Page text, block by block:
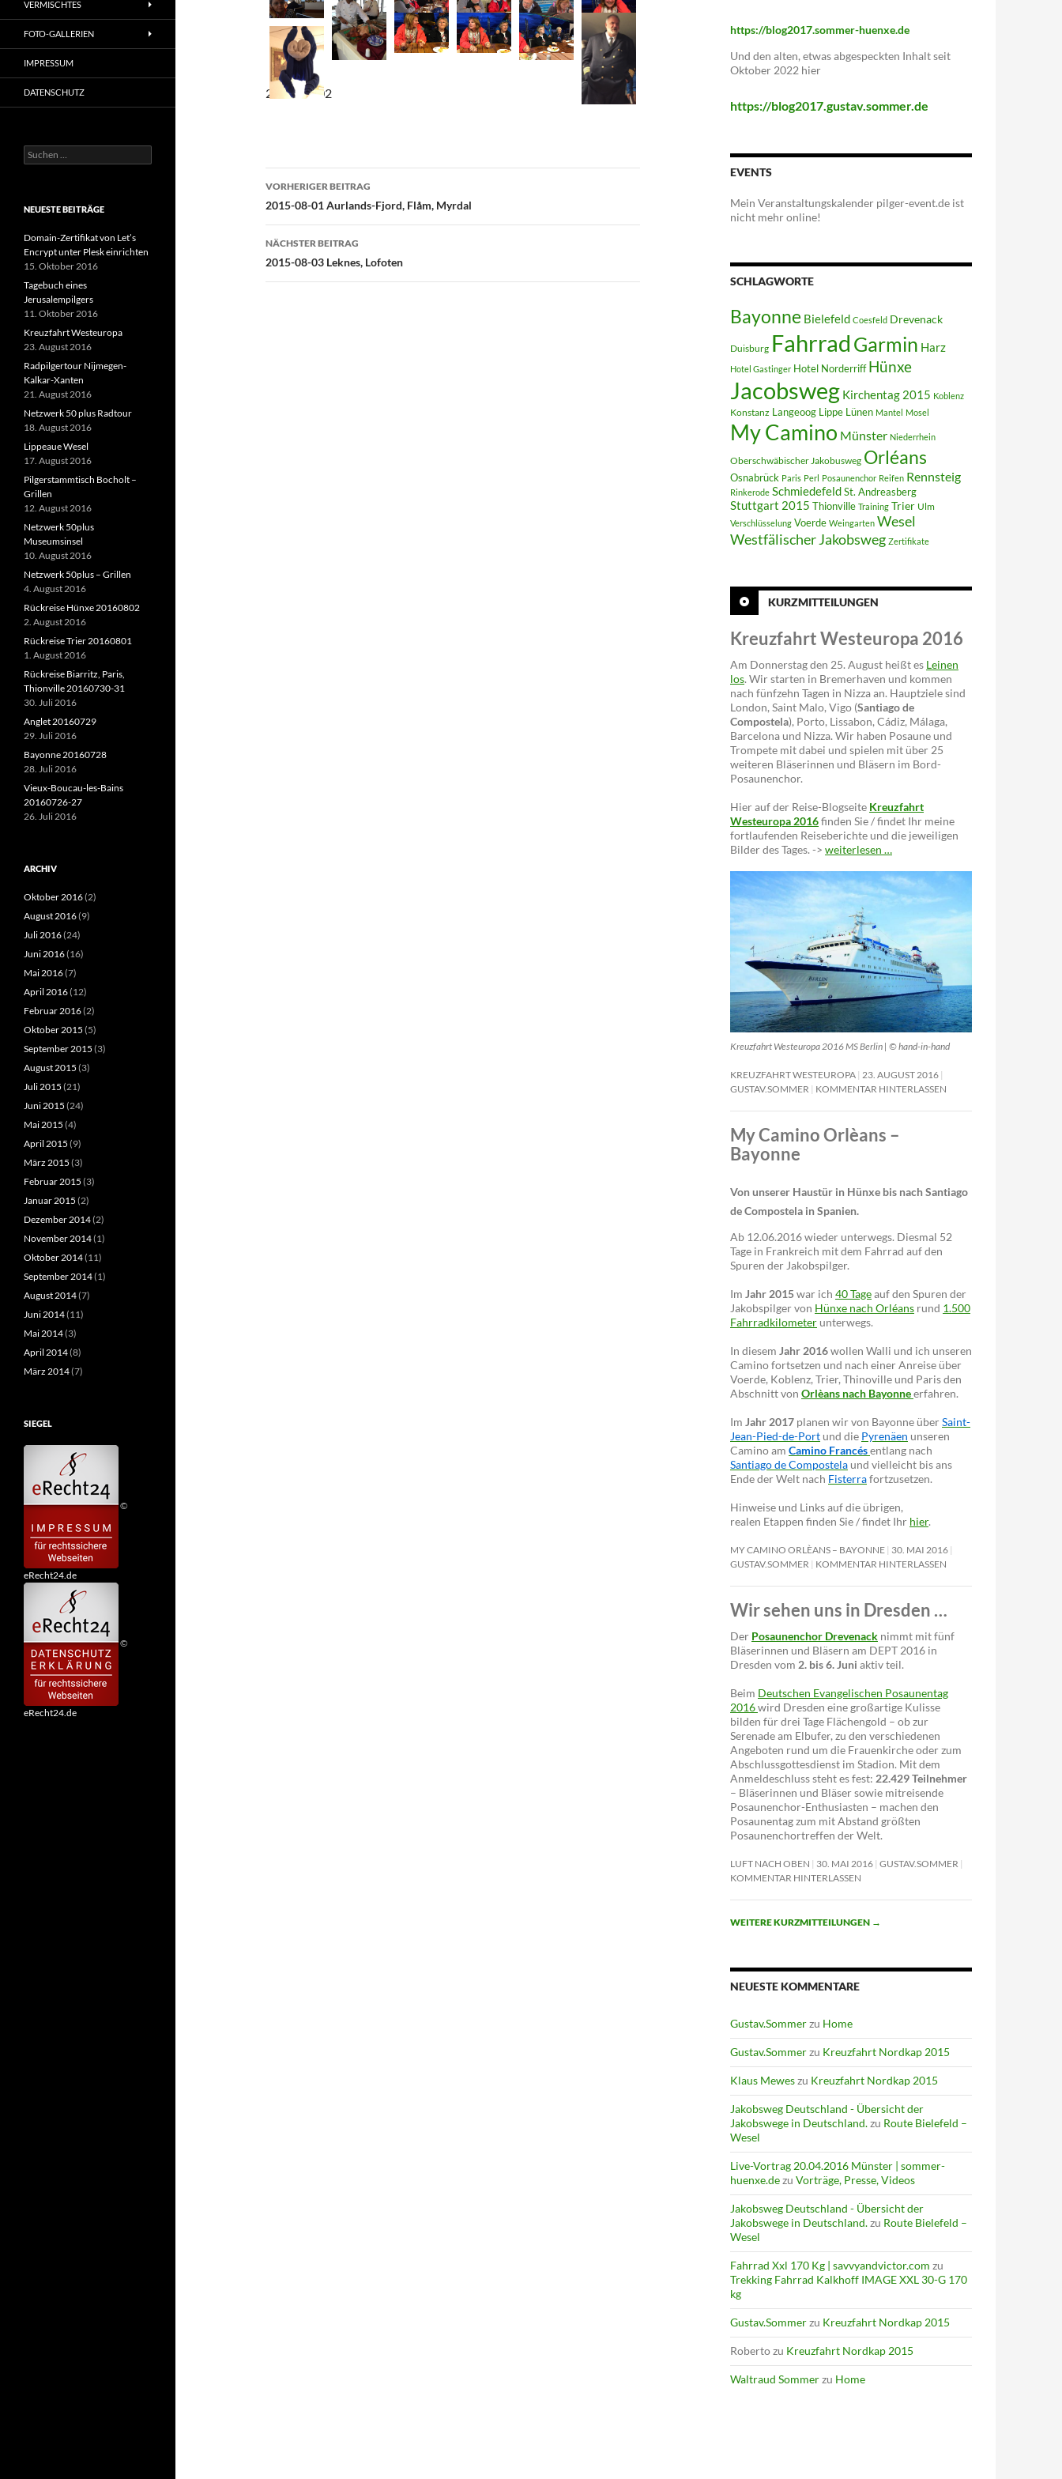
2015-08-02
Beitragsnavigation
VORHERIGER BEITRAG
2015-08-01 Aurlands-Fjord, Flåm, Myrdal
NÄCHSTER BEITRAG
2015-08-03 Leknes, Lofoten
https://blog2017.sommer-huenxe.de
Und den alten, etwas abgespeckten Inhalt seit
Oktober 2022 hier
https://blog2017.gustav.sommer.de
EVENTS
Mein Veranstaltungskalender pilger-event.de ist
nicht mehr online!
SCHLAGWORTE
Bayonne Bielefeld Coesfeld Drevenack
Duisburg Fahrrad Garmin Harz
Hotel Gastinger Hotel Norderriff Hünxe
Jacobsweg Kirchentag 2015 Koblenz
Konstanz Langeoog Lippe Lünen Mantel Mosel
My Camino Münster Niederrhein
Oberschwäbischer Jakobusweg Orléans
Osnabrück Paris Perl Posaunenchor Reifen Rennsteig
Rinkerode Schmiedefeld St. Andreasberg
Stuttgart 2015 Thionville Training Trier Ulm
Verschlüsselung Voerde Weingarten Wesel
Westfälischer Jakobsweg Zertifikate
KURZMITTEILUNGEN
Kreuzfahrt Westeuropa 2016
Am Donnerstag den 25. August heißt es Leinen
los. Wir starten in Bremerhaven und kommen
nach fünfzehn Tagen in Nizza an. Hauptziele sind
London, Saint Malo, Vigo (Santiago de
Compostela), Porto, Lissabon, Cádiz, Málaga,
Barcelona und Nizza. Wir haben Posaune und
Trompete mit dabei und spielen mit über 25
weiteren Bläserinnen und Bläsern im Bord-
Posaunenchor.
Hier auf der Reise-Blogseite Kreuzfahrt
Westeuropa 2016finden Sie / findet Ihr meine
fortlaufenden Reiseberichte und die jeweiligen
Bilder des Tages. -> weiterlesen …
Kreuzfahrt Westeuropa 2016 MS Berlin | © hand-in-hand
KREUZFAHRT WESTEUROPA 23. AUGUST 2016
GUSTAV.SOMMER
KOMMENTAR HINTERLASSEN
My Camino Orlèans –
Bayonne
Von unserer Haustür in Hünxe bis nach Santiago
de Compostela in Spanien.
Ab 12.06.2016 wieder unterwegs. Diesmal 52
Tage in Frankreich mit dem Fahrrad auf den
Spuren der Jakobspilger.
Im Jahr 2015war ich 40 Tageauf den Spuren der
Jakobspilger von Hünxe nach Orléans rund 1.500
Fahrradkilometer unterwegs.
In diesem Jahr 2016wollen Walli und ich unseren
Camino fortsetzen und nach einer Anreise über
Voerde, Koblenz, Trier, Thinoville und Paris den
Abschnitt von Orlèans nach Bayonneerfahren.
Im Jahr 2017 planen wir von Bayonne überSaint-
Jean-Pied-de-Port und die Pyrenäen unseren
Camino am Camino Francésentlang nach
Santiago de Compostela und vielleicht bis ans
Ende der Welt nach Fisterrafortzusetzen.
Hinweise und Links auf die übrigen,
realen Etappen finden Sie / findet Ihr hier.
MY CAMINO ORLÈANS – BAYONNE 30. MAI 2016
GUSTAV.SOMMER
KOMMENTAR HINTERLASSEN
Wir sehen uns in Dresden …
Der Posaunenchor Drevenack nimmt mit fünf
Bläserinnen und Bläsern am DEPT 2016 in
Dresden vom 2. bis 6. Juni aktiv teil.
Beim Deutschen Evangelischen Posaunentag
2016wird Dresden eine großartige Kulisse
bilden für drei Tage Flächengold – ob zur
Serenade am Elbufer, zu den verschiedenen
Angeboten rund um die Frauenkirche oder zum
Abschlussgottesdienst im Stadion. Mit dem
Anmeldeschluss steht es fest: 22.429 Teilnehmer
– Bläserinnen und Bläser sowie mitreisende
Posaunenchor-Enthusiasten – machen den
Posaunentag zum mit Abstand größten
Posaunenchortreffen der Welt.
LUFT NACH OBEN 30. MAI 2016 GUSTAV.SOMMER
KOMMENTAR HINTERLASSEN
WEITERE KURZMITTEILUNGEN →
NEUESTE KOMMENTARE
Gustav.Sommerzu Home
Gustav.Sommerzu Kreuzfahrt Nordkap 2015
Klaus Meweszu Kreuzfahrt Nordkap 2015
Jakobsweg Deutschland - Übersicht der
Jakobswege in Deutschland.zu Route Bielefeld –
Wesel
Live-Vortrag 20.04.2016 Münster | sommer-
huenxe.dezu Vorträge, Presse, Videos
Jakobsweg Deutschland - Übersicht der
Jakobswege in Deutschland.zu Route Bielefeld –
Wesel
Fahrrad Xxl 170 Kg | savvyandvictor.com zu
Trekking Fahrrad Kalkhoff IMAGE XXL 30-G 170
kg
Gustav.Sommerzu Kreuzfahrt Nordkap 2015
Robertozu Kreuzfahrt Nordkap 2015
Waltraud Sommerzu Home
VERMISCHTES
FOTO-GALLERIEN
IMPRESSUM
DATENSCHUTZ
Suchen
nach:
NEUESTE BEITRÄGE
Domain-Zertifikat von Let’s
Encrypt unter Plesk einrichten
15. Oktober 2016
Tagebuch eines
Jerusalempilgers
11. Oktober 2016
Kreuzfahrt Westeuropa
23. August 2016
Radpilgertour Nijmegen-
Kalkar-Xanten
21. August 2016
Netzwerk 50 plus Radtour
18. August 2016
Lippeaue Wesel
17. August 2016
Pilgerstammtisch Bocholt –
Grillen
12. August 2016
Netzwerk 50plus
Museumsinsel
10. August 2016
Netzwerk 50plus – Grillen
4. August 2016
Rückreise Hünxe 20160802
2. August 2016
Rückreise Trier 20160801
1. August 2016
Rückreise Biarritz, Paris,
Thionville 20160730-31
30. Juli 2016
Anglet 20160729
29. Juli 2016
Bayonne 20160728
28. Juli 2016
Vieux-Boucau-les-Bains
20160726-27
26. Juli 2016
ARCHIV
Oktober 2016(2)
August 2016(9)
Juli 2016(24)
Juni 2016(16)
Mai 2016(7)
April 2016(12)
Februar 2016(2)
Oktober 2015 (5)
September 2015 (3)
August 2015 (3)
Juli 2015 (21)
Juni 2015 (24)
Mai 2015 (4)
April 2015 (9)
März 2015 (3)
Februar 2015 (3)
Januar 2015 (2)
Dezember 2014(2)
November 2014(1)
Oktober 2014(11)
September 2014(1)
August 2014(7)
Juni 2014(11)
Mai 2014(3)
April 2014(8)
März 2014(7)
SIEGEL
©
eRecht24.de
©
eRecht24.de